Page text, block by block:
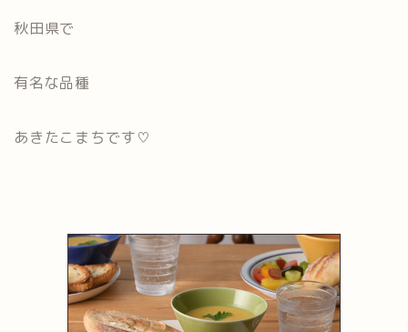
秋田県で
有名な品種
あきたこまちです♡